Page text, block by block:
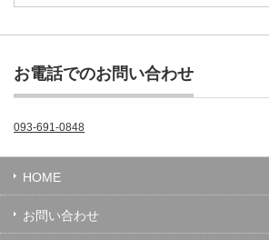
お電話でのお問い合わせ
093-691-0848
HOME
お問い合わせ